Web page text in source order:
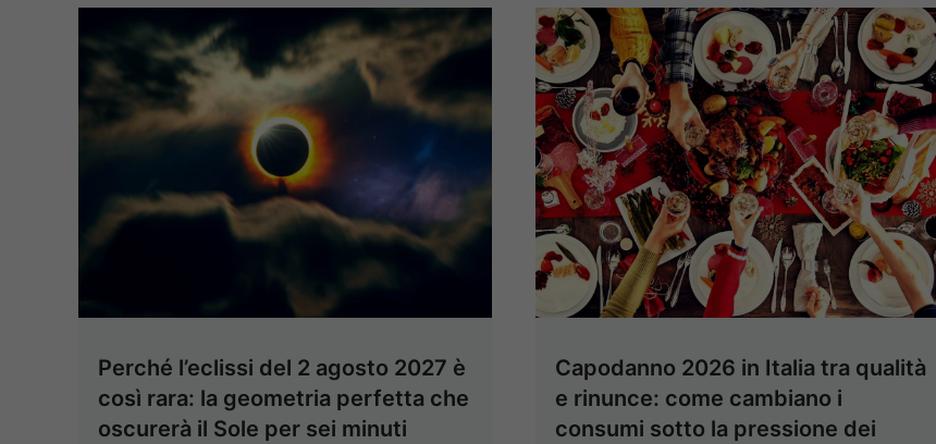
Perché l’eclissi del 2 agosto 2027 è
così rara: la geometria perfetta che
oscurerà il Sole per sei minuti
Capodanno 2026 in Italia tra qualità
e rinunce: come cambiano i
consumi sotto la pressione dei